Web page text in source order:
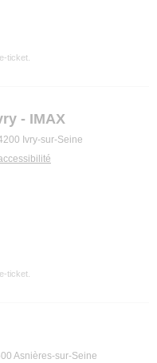
ticket.
- IMAX
Ivry-sur-Seine
ticket.
Asnières-sur-Seine